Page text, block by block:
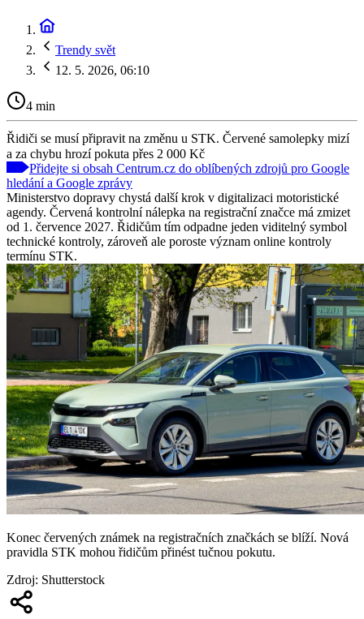
Trendy svět
12. 5. 2026, 06:10
4 min
Řidiči se musí připravit na změnu u STK. Červené samolepky mizí
a za chybu hrozí pokuta přes 2 000 Kč
Přidejte si obsah Centrum.cz do oblíbených zdrojů pro Google
hledání a Google zprávy
Ministerstvo dopravy chystá další krok v digitalizaci motoristické
agendy. Červená kontrolní nálepka na registrační značce má zmizet
od 1. července 2027. Řidičům tím odpadne jeden viditelný symbol
technické kontroly, zároveň ale poroste význam online kontroly
termínu STK.
Konec červených známek na registračních značkách se blíží. Nová
pravidla STK mohou řidičům přinést tučnou pokutu.
Zdroj: Shutterstock